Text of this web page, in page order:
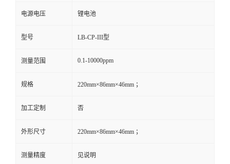
言
电源电压 锂电池
型号 LB-CP-III型
测量范围 0.1-10000ppm
规格 220mm×86mm×46mm ；
加工定制 否
外形尺寸 220mm×86mm×46mm ；
测量精度 见说明